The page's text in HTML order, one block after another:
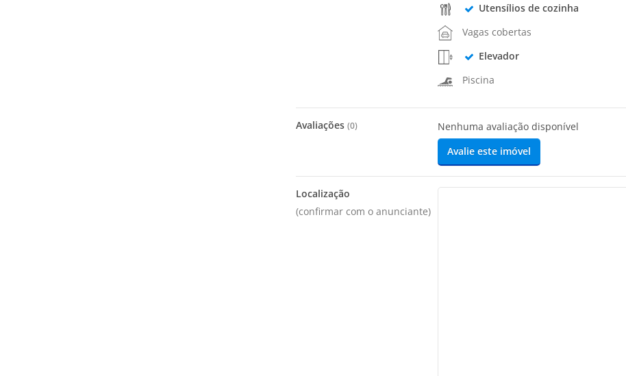
Utensílios de cozinha
Vagas cobertas
Elevador
Piscina
Avaliações (0)
Nenhuma avaliação disponível
Avalie este imóvel
Localização
(confirmar com o anunciante)